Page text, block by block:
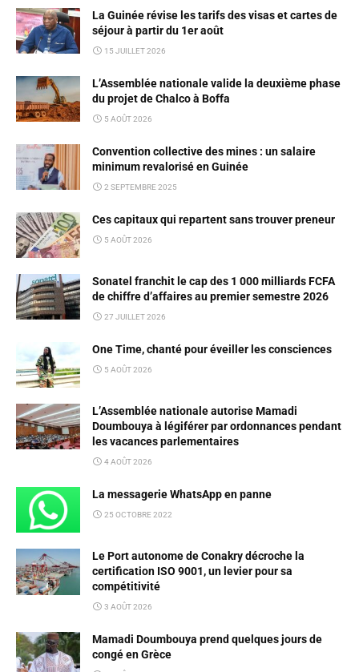
La Guinée révise les tarifs des visas et cartes de
séjour à partir du 1er août
15 JUILLET 2026
L’Assemblée nationale valide la deuxième phase
du projet de Chalco à Boffa
5 AOÛT 2026
Convention collective des mines : un salaire
minimum revalorisé en Guinée
2 SEPTEMBRE 2025
Ces capitaux qui repartent sans trouver preneur
5 AOÛT 2026
Sonatel franchit le cap des 1 000 milliards FCFA
de chiffre d’affaires au premier semestre 2026
27 JUILLET 2026
One Time, chanté pour éveiller les consciences
5 AOÛT 2026
L’Assemblée nationale autorise Mamadi
Doumbouya à légiférer par ordonnances pendant
les vacances parlementaires
4 AOÛT 2026
La messagerie WhatsApp en panne
25 OCTOBRE 2022
Le Port autonome de Conakry décroche la
certification ISO 9001, un levier pour sa
compétitivité
3 AOÛT 2026
Mamadi Doumbouya prend quelques jours de
congé en Grèce